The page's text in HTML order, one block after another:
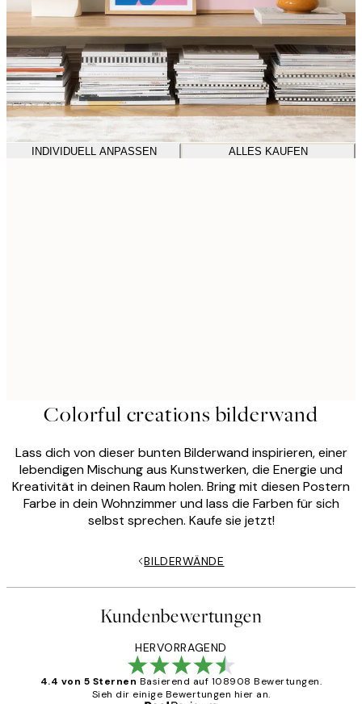
INDIVIDUELL ANPASSEN ALLES KAUFEN
Colorful creations bilderwand
Lass dich von dieser bunten Bilderwand inspirieren, einer
lebendigen Mischung aus Kunstwerken, die Energie und
Kreativität in deinen Raum holen. Bring mit diesen Postern
Farbe in dein Wohnzimmer und lass die Farben für sich
selbst sprechen. Kaufe sie jetzt!
BILDERWÄNDE
Kundenbewertungen
HERVORRAGEND
4.4 von 5 Sternen Basierend auf 108908 Bewertungen.
Sieh dir einige Bewertungen hier an.